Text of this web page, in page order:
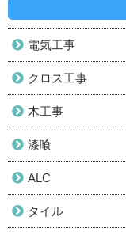
電気工事
クロス工事
木工事
漆喰
ALC
タイル